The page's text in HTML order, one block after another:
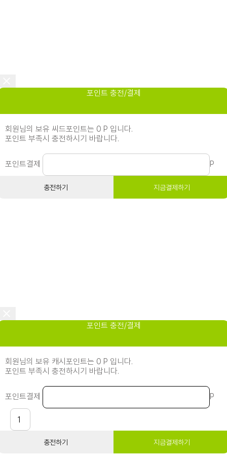
포인트 충전/결제
회원님의 보유 씨드포인트는 0 P 입니다.
포인트 부족시 충전하시기 바랍니다.
포인트결제 P
충전하기 지금결제하기
포인트 충전/결제
회원님의 보유 캐시포인트는 0 P 입니다.
포인트 부족시 충전하시기 바랍니다.
포인트결제 P
충전하기 지금결제하기